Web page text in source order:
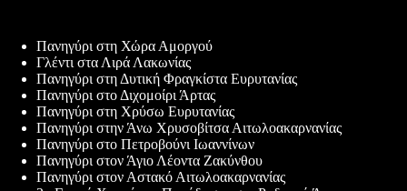
Πανηγύρι στη Χώρα Αμοργού
Γλέντι στα Λιρά Λακωνίας
Πανηγύρι στη Δυτική Φραγκίστα Ευρυτανίας
Πανηγύρι στο Διχομοίρι Άρτας
Πανηγύρι στη Χρύσω Ευρυτανίας
Πανηγύρι στην Άνω Χρυσοβίτσα Αιτωλοακαρνανίας
Πανηγύρι στο Πετροβούνι Ιωαννίνων
Πανηγύρι στον Άγιο Λέοντα Ζακύνθου
Πανηγύρι στον Αστακό Αιτωλοακαρνανίας